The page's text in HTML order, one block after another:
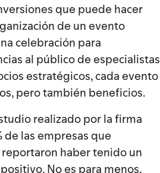
que puede hacer
de un evento
celebración para
al público de especialistas
estratégicos, cada evento
pero también beneficios.
realizado por la firma
de las empresas que
haber tenido un
No es para menos,